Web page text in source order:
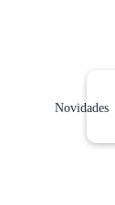
Novidades